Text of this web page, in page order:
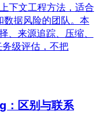
下文工程方法，适合
数据风险的团队。本
来源追踪、压缩、
级评估，不把
区别与联系